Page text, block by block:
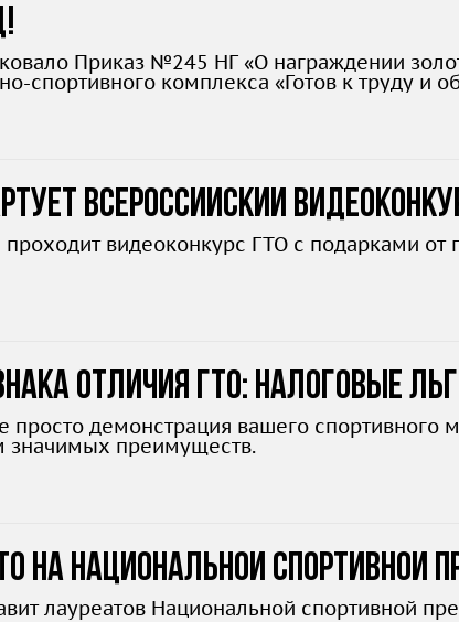
Приказ №245 НГ «О награждении
спортивного комплекса «Готов к труду и
всероссийский
видеоконкурс ГТО с подарками от
отличия ГТО: налоговые
просто демонстрация вашего спортивного
значимых преимуществ.
на Национальной спортивной
лауреатов Национальной спортивной